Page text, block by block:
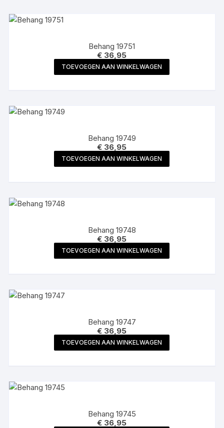
Behang 19751
€ 36,95
TOEVOEGEN AAN WINKELWAGEN
Behang 19749
€ 36,95
TOEVOEGEN AAN WINKELWAGEN
Behang 19748
€ 36,95
TOEVOEGEN AAN WINKELWAGEN
Behang 19747
€ 36,95
TOEVOEGEN AAN WINKELWAGEN
Behang 19745
€ 36,95